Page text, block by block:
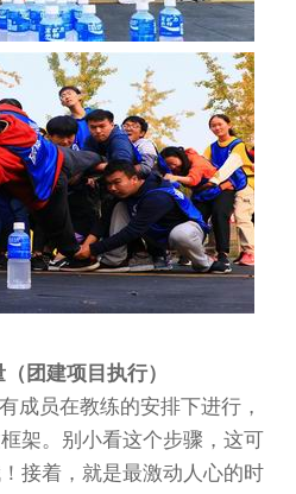
团建项目执行）
成员在教练的安排下进行，
架。别小看这个步骤，这可
接着，就是最激动人心的时